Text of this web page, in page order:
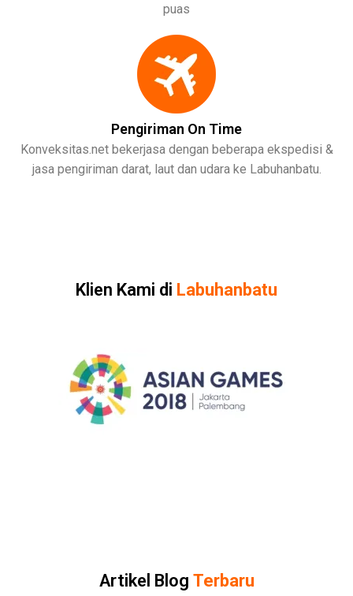
puas
Pengiriman On Time
Konveksitas.net bekerjasa dengan beberapa ekspedisi &
jasa pengiriman darat, laut dan udara ke Labuhanbatu.
Klien Kami di Labuhanbatu
Artikel Blog Terbaru